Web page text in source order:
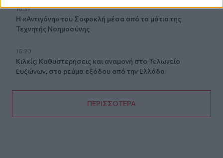
16:37
Η «Αντιγόνη» του Σοφοκλή μέσα από τα μάτια της
Τεχνητής Νοημοσύνης
16:20
Κιλκίς: Καθυστερήσεις και αναμονή στο Τελωνείο
Ευζώνων, στο ρεύμα εξόδου από την Ελλάδα
ΠΕΡΙΣΣΟΤΕΡΑ